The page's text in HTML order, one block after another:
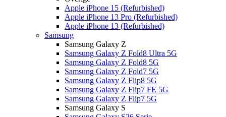
Apple iPhone 15 (Refurbished)
Apple iPhone 13 Pro (Refurbished)
Apple iPhone 13 (Refurbished)
Samsung
Samsung Galaxy Z
Samsung Galaxy Z Fold8 Ultra 5G
Samsung Galaxy Z Fold8 5G
Samsung Galaxy Z Fold7 5G
Samsung Galaxy Z Flip8 5G
Samsung Galaxy Z Flip7 FE 5G
Samsung Galaxy Z Flip7 5G
Samsung Galaxy S